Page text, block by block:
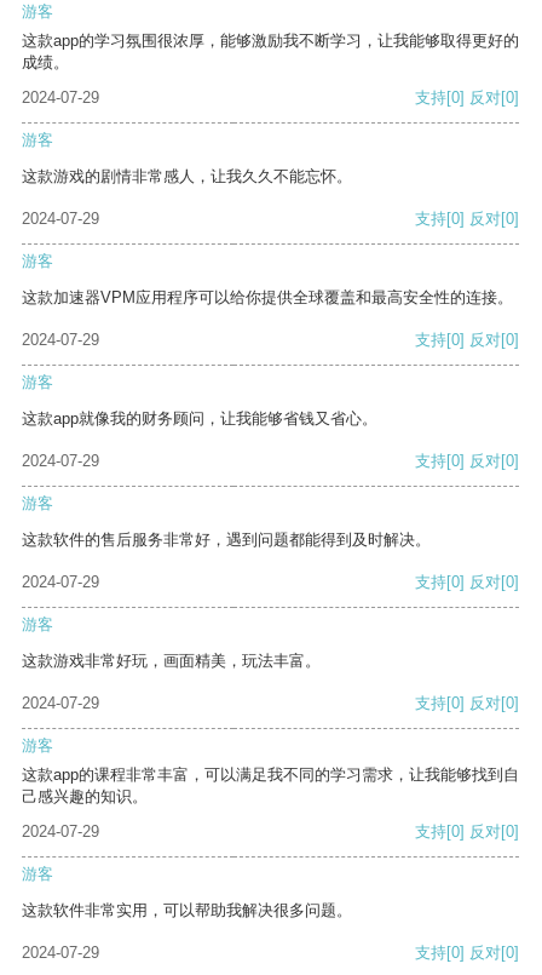
游客
这款app的学习氛围很浓厚，能够激励我不断学习，让我能够取得更好的
成绩。
2024-07-29
支持[0] 反对[0]
游客
这款游戏的剧情非常感人，让我久久不能忘怀。
2024-07-29 支持[0] 反对[0]
游客
这款加速器VPM应用程序可以给你提供全球覆盖和最高安全性的连接。
2024-07-29 支持[0] 反对[0]
游客
这款app就像我的财务顾问，让我能够省钱又省心。
2024-07-29 支持[0] 反对[0]
游客
这款软件的售后服务非常好，遇到问题都能得到及时解决。
2024-07-29 支持[0] 反对[0]
游客
这款游戏非常好玩，画面精美，玩法丰富。
2024-07-29 支持[0] 反对[0]
游客
这款app的课程非常丰富，可以满足我不同的学习需求，让我能够找到自
己感兴趣的知识。
2024-07-29
支持[0] 反对[0]
游客
这款软件非常实用，可以帮助我解决很多问题。
2024-07-29 支持[0] 反对[0]